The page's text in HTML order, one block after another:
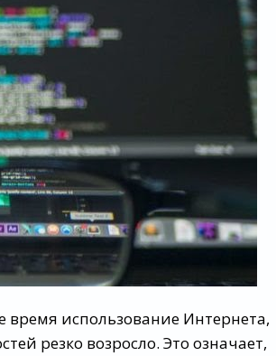
использование Интернета,
резко возросло. Это означает,